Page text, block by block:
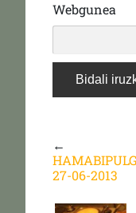
Webgunea
←
27-06-2013